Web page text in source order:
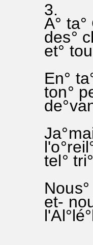
3.
A° ta°
des°
et°
En°
ton°
tel°
et-